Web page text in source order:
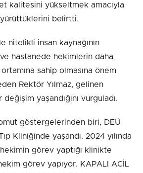
kalitesini yükseltmek amacıyla
belirtti.
nitelikli insan kaynağının
hastanede hekimlerin daha
sahip olmasına önem
Rektör Yılmaz, gelinen
yaşandığını vurguladı.
göstergelerinden biri, DEÜ
Kliniğinde yaşandı. 2024 yılında
görev yaptığı klinikte
görev yapıyor. KAPALI ACİL